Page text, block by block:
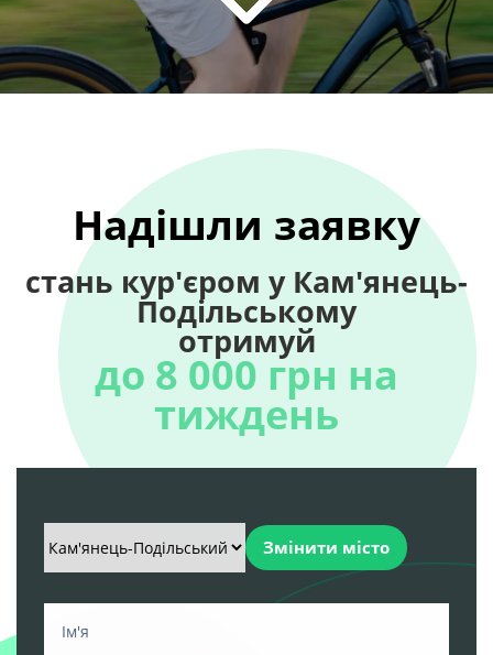
Змінити місто
Надішли заявку
стань кур'єром у Кам'янець-
Подільському
отримуй
до 8 000 грн на
тиждень